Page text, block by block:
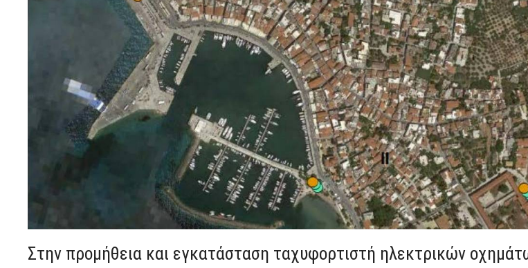
Στην προμήθεια και εγκατάσταση ταχυφορτιστή ηλεκτρικών